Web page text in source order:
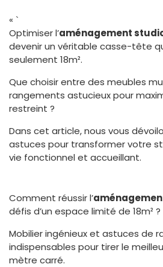
« `
Optimiser l’aménagement
devenir un véritable casse-tête
seulement 18m².
Que choisir entre des meubles
rangements astucieux pour
restreint ?
Dans cet article, nous vous
astuces pour transformer votre
vie fonctionnel et accueillant.
Comment réussir l’
défis d’un espace limité de 18m² ?
Mobilier ingénieux et astuces de
indispensables pour tirer le
mètre carré.